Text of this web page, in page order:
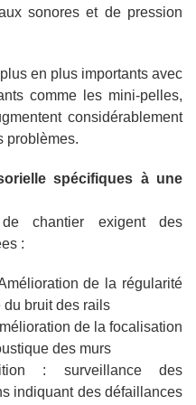
sonores et de pression
en plus importants avec
comme les mini-pelles,
considérablement
problèmes.
spécifiques à une
chantier exigent des
:
de la régularité
du bruit des rails
de la focalisation
des murs
: surveillance des
indiquant des défaillances